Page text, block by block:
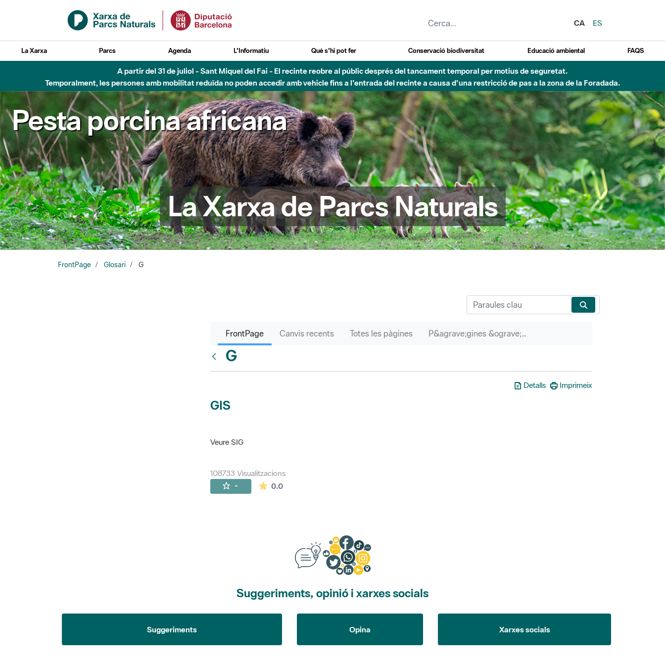
Salta al contingut principal
CA
ES
La Xarxa Parcs Agenda L'Informatiu Què s'hi pot fer Conservació biodiversitat Educació ambiental FAQS
A partir del 31 de juliol - Sant Miquel del Fai - El recinte reobre al públic després del tancament temporal per motius de seguretat.
Temporalment, les persones amb mobilitat reduïda no poden accedir amb vehicle fins a l'entrada del recinte a causa d'una restricció de pas a la zona de la Foradada.
Pesta porcina africana
La Xarxa de Parcs Naturals
FrontPage Glosari G
FrontPage Canvis recents Totes les pàgines P&agrave;gines &ograve;rfenes
G
Detalls Imprimeix
GIS
Veure SIG
108733 Visualitzacions
- 0.0La mitjana de les valoracions és de 0 estrelles de 5.
Suggeriments, opinió i xarxes socials
Suggeriments Opina Xarxes socials